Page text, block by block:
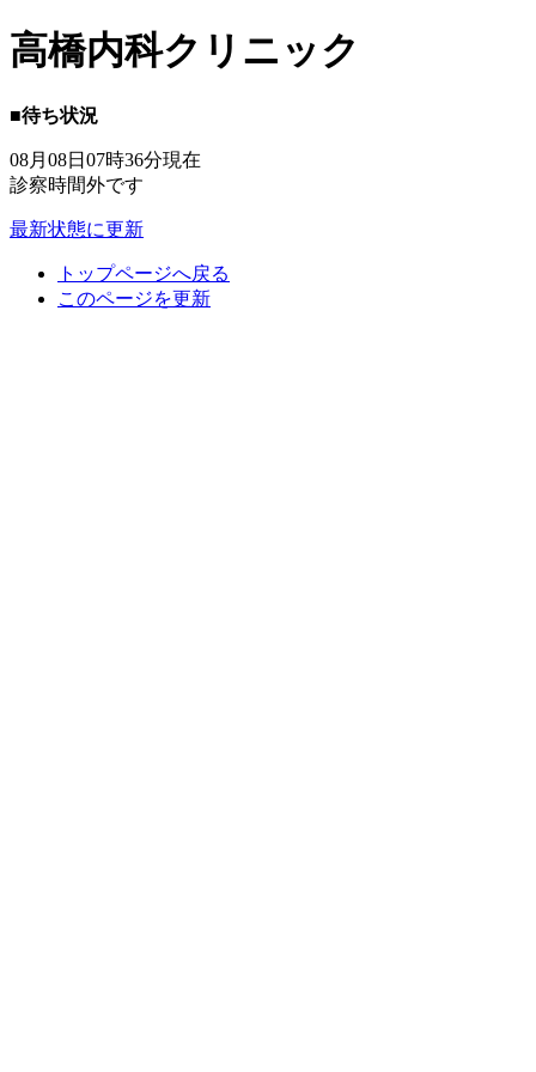
高橋内科クリニック
■待ち状況
08月08日07時36分現在
診察時間外です
最新状態に更新
トップページへ戻る
このページを更新